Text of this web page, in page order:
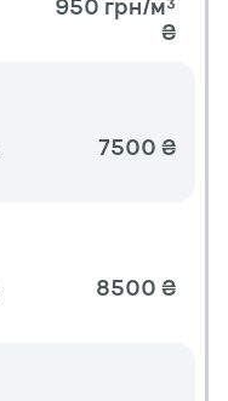
950 грн/м³
₴
7500 ₴
8500 ₴